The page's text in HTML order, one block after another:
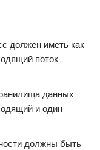
должен иметь как
поток
данных
и один
должны быть